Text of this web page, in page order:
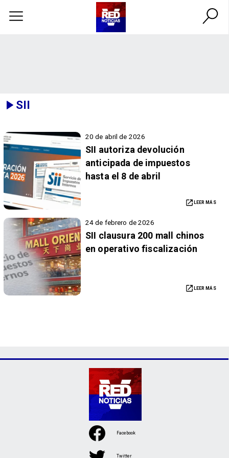
SII
20 de abril de 2026
SII autoriza devolución
anticipada de impuestos
hasta el 8 de abril
LEER MÁS
24 de febrero de 2026
SII clausura 200 mall chinos
en operativo fiscalización
LEER MÁS
Facebook
Twitter